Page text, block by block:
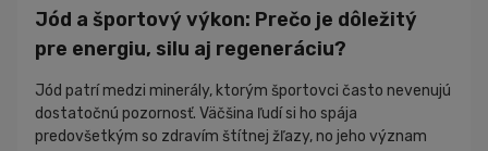
Novinky
Nákupný poradca
Jód a športový výkon: Prečo je dôležitý
pre energiu, silu aj regeneráciu?
Jód patrí medzi minerály, ktorým športovci často nevenujú
dostatočnú pozornosť. Väčšina ľudí si ho spája
predovšetkým so zdravím štítnej žľazy, no jeho význam